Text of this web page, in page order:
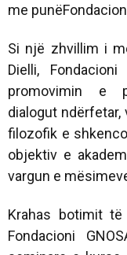
me punë
Si një zhvillim i
Dielli,
promovimin e
dialogut
filozofik e
objektiv e
vargun e
Krahas botimit
Fondacioni